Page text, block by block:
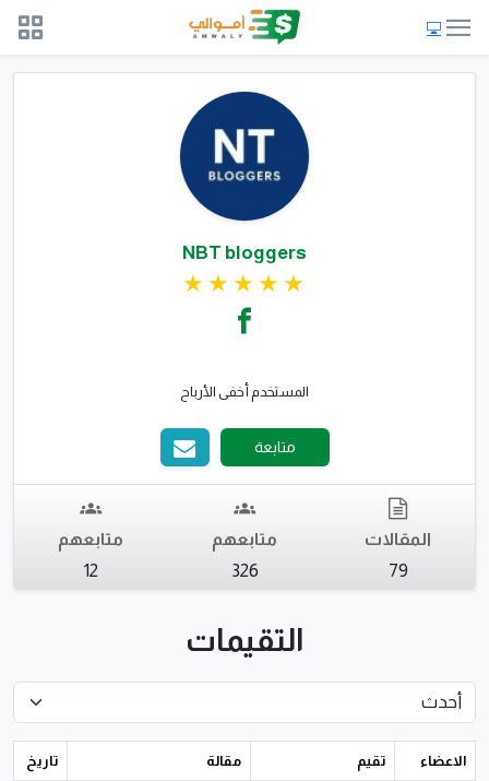
NBT bloggers
المستخدم أخفى الأرباح
متابعة
المقالات
79
متابعهم
326
متابعهم
12
التقيمات
الاعضاء تقيم مقالة تاريخ